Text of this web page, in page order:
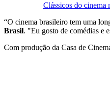
Clássicos do cinema
“O cinema brasileiro tem uma
Brasil. "Eu gosto de comédias e
Com produção da Casa de